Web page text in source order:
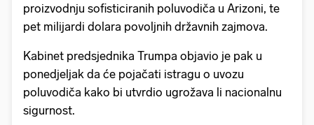
proizvodnju sofisticiranih poluvodiča u Arizoni, te
pet milijardi dolara povoljnih državnih zajmova.
Kabinet predsjednika Trumpa objavio je pak u
ponedjeljak da će pojačati istragu o uvozu
poluvodiča kako bi utvrdio ugrožava li nacionalnu
sigurnost.